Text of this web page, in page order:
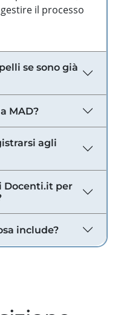
il processo
se sono già
MAD?
agli
Docenti.it per
include?